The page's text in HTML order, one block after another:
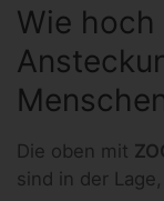
Wie
Die oben mit
sind in der